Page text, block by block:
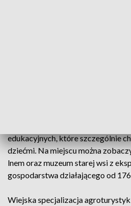
edukacyjnych, które szczególnie
dziećmi. Na miejscu można
lnem oraz muzeum starej wsi z
gospodarstwa działającego od
Wiejska specjalizacja